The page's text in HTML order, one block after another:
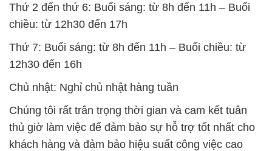
Thứ 2 đến thứ 6: Buổi sáng: từ 8h đến 11h – Buổi
chiều: từ 12h30 đến 17h
Thứ 7: Buổi sáng: từ 8h đến 11h – Buổi chiều: từ
12h30 đến 16h
Chủ nhật: Nghỉ chủ nhật hàng tuần
Chúng tôi rất trân trọng thời gian và cam kết tuân
thủ giờ làm việc để đảm bảo sự hỗ trợ tốt nhất cho
khách hàng và đảm bảo hiệu suất công việc cao